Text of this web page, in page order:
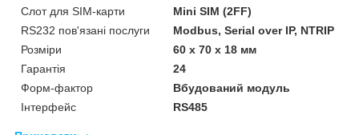
Слот для SIM-карти
Mini SIM (2FF)
RS232 пов'язані послуги
Modbus, Serial over IP, NTRIP
Розміри
60 x 70 x 18 мм
Гарантія
24
Форм-фактор
Вбудований модуль
Інтерфейс
RS485